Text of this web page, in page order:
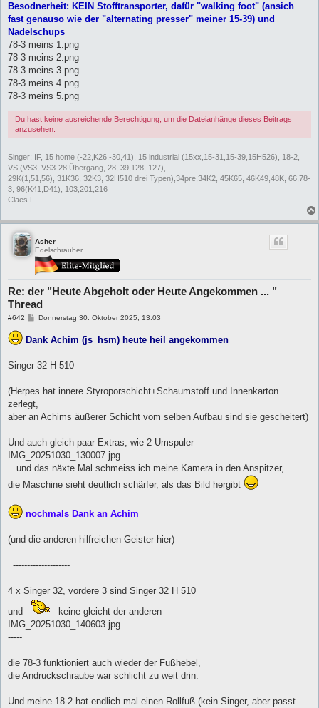
Besodnerheit: KEIN Stofftransporter, dafür "walking foot" (ansich
fast genauso wie der "alternating presser" meiner 15-39) und
Nadelschups
78-3 meins 1.png
78-3 meins 2.png
78-3 meins 3.png
78-3 meins 4.png
78-3 meins 5.png
Du hast keine ausreichende Berechtigung, um die Dateianhänge dieses Beitrags
anzusehen.
Singer: IF, 15 home (-22,K26,-30,41), 15 industrial (15xx,15-31,15-39,15H526), 18-2,
VS (VS3, VS3-28 Übergang, 28, 39,128, 127),
29K(1,51,56), 31K36, 32K3, 32H510 drei Typen),34pre,34K2, 45K65, 46K49,48K, 66,78-
3, 96(K41,D41), 103,201,216
Claes F
Asher
Edelschrauber
Re: der "Heute Abgeholt oder Heute Angekommen ... "
Thread
#642
B
t
a
g
Donnerstag 30. Oktober 2025, 13:03
Dank Achim (js_hsm) heute heil angekommen
Singer 32 H 510
(Herpes hat innere Styroporschicht+Schaumstoff und Innenkarton
zerlegt,
aber an Achims äußerer Schicht vom selben Aufbau sind sie gescheitert)
Und auch gleich paar Extras, wie 2 Umspuler
IMG_20251030_130007.jpg
...und das näxte Mal schmeiss ich meine Kamera in den Anspitzer,
die Maschine sieht deutlich schärfer, als das Bild hergibt
nochmals Dank an Achim
(und die anderen hilfreichen Geister hier)
_--------------------
4 x Singer 32, vordere 3 sind Singer 32 H 510
und
keine gleicht der anderen
IMG_20251030_140603.jpg
-----
die 78-3 funktioniert auch wieder der Fußhebel,
die Andruckschraube war schlicht zu weit drin.
Und meine 18-2 hat endlich mal einen Rollfuß (kein Singer, aber passt